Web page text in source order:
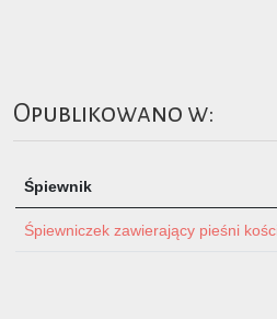
Opublikowano w:
Śpiewnik
Śpiewniczek zawierający pieśni